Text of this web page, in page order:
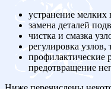
устранение мелких
замена деталей
чистка и смазка
регулировка
профилактические
предотвращение